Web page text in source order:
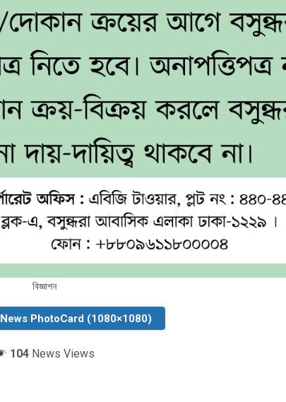
বিজ্ঞাপন
PhotoCard (1080×1080)
104News Views